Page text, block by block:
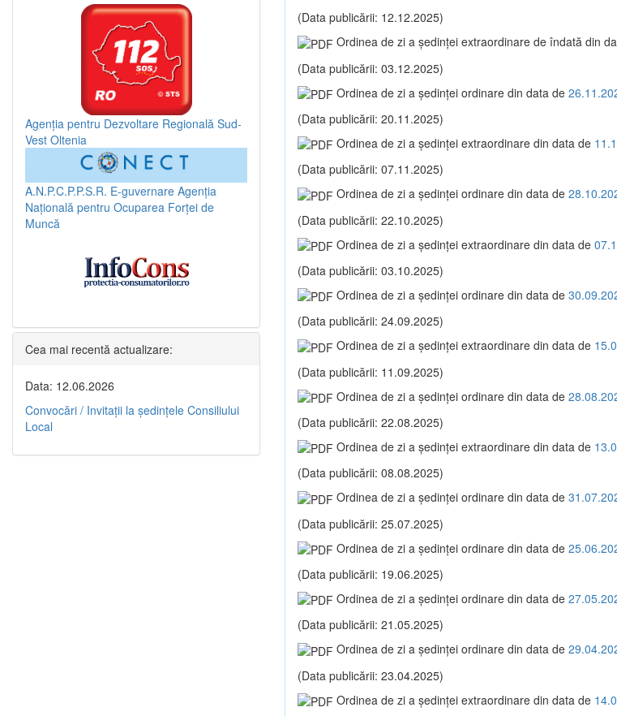
(Data publicării: 12.12.2025)
Ordinea de zi a şedinţei extraordinare de îndată din
(Data publicării: 03.12.2025)
Ordinea de zi a şedinţei ordinare din data de
(Data publicării: 20.11.2025)
Ordinea de zi a şedinţei extraordinare din data de
(Data publicării: 07.11.2025)
Ordinea de zi a şedinţei ordinare din data de
(Data publicării: 22.10.2025)
Ordinea de zi a şedinţei extraordinare din data de
(Data publicării: 03.10.2025)
Ordinea de zi a şedinţei ordinare din data de
(Data publicării: 24.09.2025)
Ordinea de zi a şedinţei extraordinare din data de
(Data publicării: 11.09.2025)
Ordinea de zi a şedinţei ordinare din data de
(Data publicării: 22.08.2025)
Ordinea de zi a şedinţei extraordinare din data de
(Data publicării: 08.08.2025)
Ordinea de zi a şedinţei ordinare din data de
(Data publicării: 25.07.2025)
Ordinea de zi a şedinţei ordinare din data de
(Data publicării: 19.06.2025)
Ordinea de zi a şedinţei ordinare din data de
(Data publicării: 21.05.2025)
Ordinea de zi a şedinţei ordinare din data de
(Data publicării: 23.04.2025)
Ordinea de zi a şedinţei extraordinare din data de
Agenția pentru Dezvoltare Regională Sud-
Vest Oltenia
A.N.P.C.P.P.S.R. E-guvernare Agenția
Națională pentru Ocuparea Forței de
Muncă
Cea mai recentă actualizare:
Data: 12.06.2026
Convocări / Invitaţii la şedinţele Consiliului
Local